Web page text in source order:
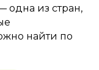
одна из стран,
найти по